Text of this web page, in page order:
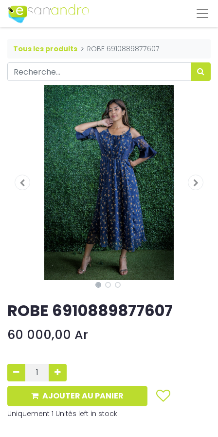
Tous les produits ROBE 6910889877607
ROBE 6910889877607
60 000,00 Ar
AJOUTER AU PANIER
Uniquement 1 Unités left in stock.